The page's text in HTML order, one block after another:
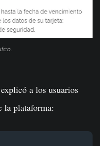
a los usuarios
la plataforma: